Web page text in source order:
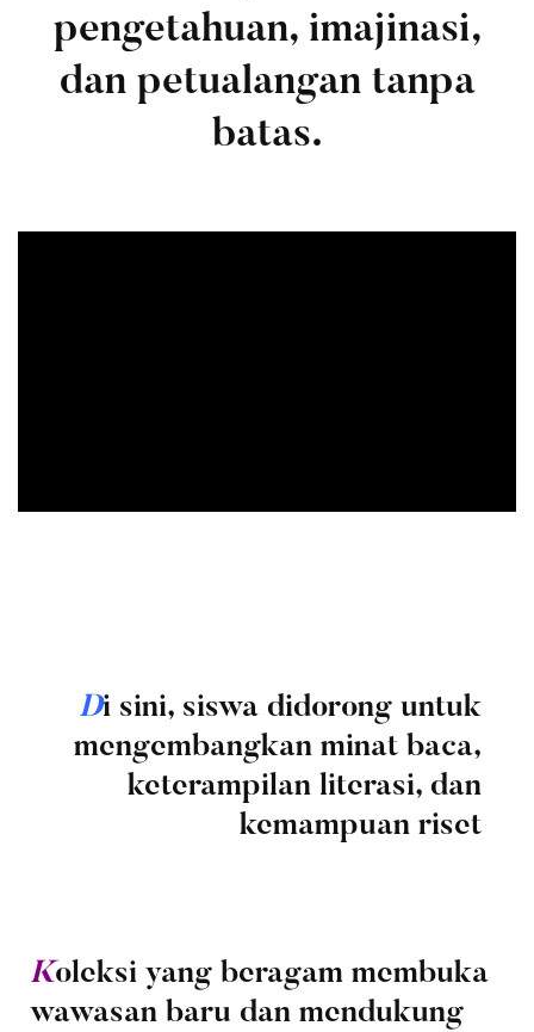
pengetahuan, imajinasi,
dan petualangan tanpa
batas.
Di sini, siswa didorong untuk
mengembangkan minat baca,
keterampilan literasi, dan
kemampuan riset
Koleksi yang beragam membuka
wawasan baru dan mendukung